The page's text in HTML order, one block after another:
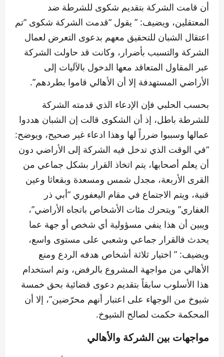
أن قامت الشركة بتقديم شكوى للشرطة ضد
المعتقلين، ويضيف: ” يقول “قدمت الشركة شكوى “تم
اعتقال الشبان للتحقيق معهم بدعوى التعرض لعمال
الشركة والتسبب بأضرار، وكانت قد حاولت الشركة
عبر المقاول المتعاقد معها الدخول بالآليات إلى
الأراضي المستهدفة إلا أن الأهالي قاموا بطردهم”.
بحسب الحلبي فإن الإدعاء الذي قدمته الشركة
للشرطة باطل، إذ أن الشكوى قالت إن الشبان هددوا
عمالها وسببوا ضرراً لها وهذا ادعاء غير صحيح، ويوضح:
“في الوقت الذي تدخل فيه الشركة إلى الأراضي دون
أن يعلم أصحابها، يتم اتخاذ القرار بشكل جماعي من
القرى الأربعة، مجدل شمس ومسعدة وبقعاثا وعين
قنية، ويتم الاجتماع في مقام اليعفوري “أبي ذر
الغفاري” ويتحرك مئات الأشخاص باتجاه الأراضي”،
ويبين أن هذا ينفي مسؤولية أي شخص أو جهة عما
يحدث فالقرار جماعي وشعبي على مستوى واسع،
ويضيف: ” اختيار ثلاثة أشخاص هدفه الردع ومنع
الأهالي من مواجهة المشروع بالرفض، وتم استخدام
هذا الأسلوب سابقاً بتقديم دعوى قضائية بحق خمسة
شيوخ من الوجهاء على اعتبار أنهم محرّضين”، إلا أن
المحكمة حكمت لصالح الشيوخ.
مواجهات بين الشركة والأهالي